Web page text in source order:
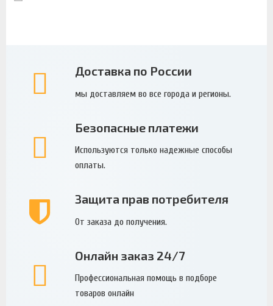
Доставка по России
мы доставляем во все города и регионы.
Безопасные платежи
Используются только надежные способы
оплаты.
Защита прав потребителя
От заказа до получения.
Онлайн заказ 24/7
Профессиональная помощь в подборе
товаров онлайн